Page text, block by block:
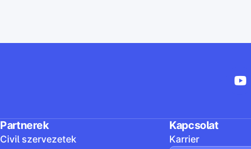
Partnerek
Civil szervezetek
Kapcsolat
Karrier